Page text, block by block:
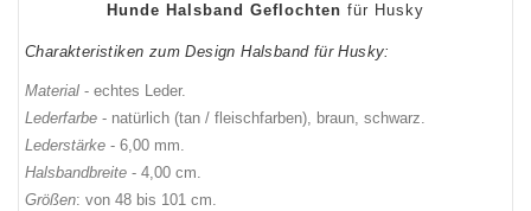
Hunde Halsband Geflochten für Husky
Charakteristiken zum Design Halsband für Husky:
Material - echtes Leder.
Lederfarbe - natürlich (tan / fleischfarben), braun, schwarz.
Lederstärke - 6,00 mm.
Halsbandbreite - 4,00 cm.
Größen: von 48 bis 101 cm.